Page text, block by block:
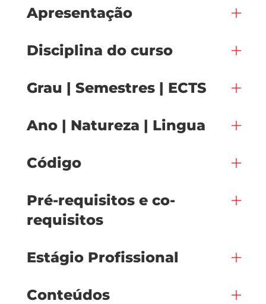
Apresentação
Disciplina do curso
Grau | Semestres | ECTS
Ano | Natureza | Lingua
Código
Pré-requisitos e co-
requisitos
Estágio Profissional
Conteúdos